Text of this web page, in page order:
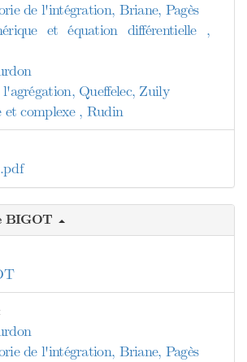
de l'intégration, Briane, Pagès
et équation différentielle ,
Queffelec, Zuily
et complexe , Rudin
BIGOT
de l'intégration, Briane, Pagès